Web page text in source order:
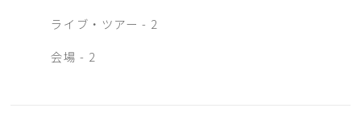
ライブ・ツアー - 2
会場 - 2